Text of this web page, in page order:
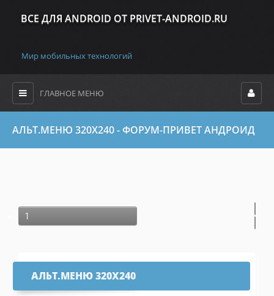
ВСЕ ДЛЯ ANDROID ОТ PRIVET-ANDROID.RU
Мир мобильных технологий
ГЛАВНОЕ МЕНЮ
АЛЬТ.МЕНЮ 320X240 - ФОРУМ-ПРИВЕТ АНДРОИД
1
АЛЬТ.МЕНЮ 320X240